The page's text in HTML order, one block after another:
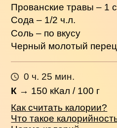
Прованские травы – 1
Сода – 1/2 ч.л.
Соль – по вкусу
Черный молотый
0 ч. 25 мин.
К → 150 кКал / 100 г
Как считать калории?
Что такое